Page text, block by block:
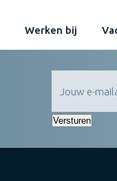
Werken bij
Versturen